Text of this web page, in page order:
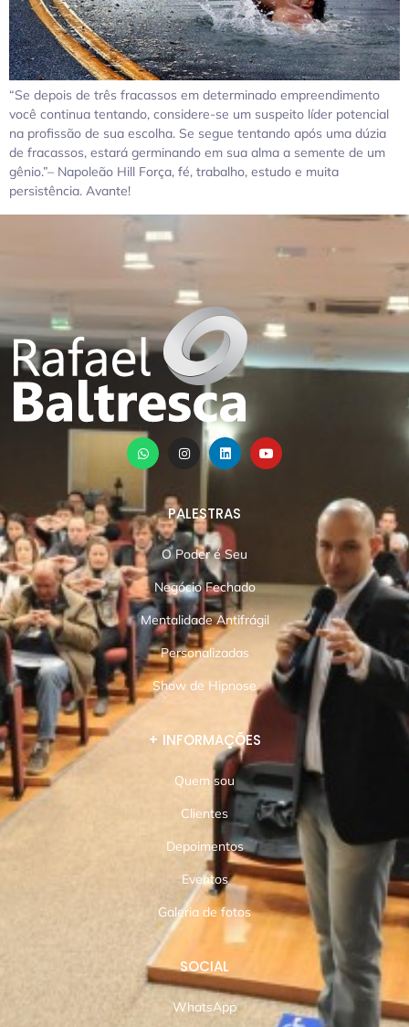
“Se depois de três fracassos em determinado empreendimento
você continua tentando, considere-se um suspeito líder potencial
na profissão de sua escolha. Se segue tentando após uma dúzia
de fracassos, estará germinando em sua alma a semente de um
gênio.”– Napoleão Hill Força, fé, trabalho, estudo e muita
persistência. Avante!
PALESTRAS
O Poder é Seu
Negócio Fechado
Mentalidade Antifrágil
Personalizadas
Show de Hipnose
+ INFORMAÇÕES
Quem sou
Clientes
Depoimentos
Eventos
Galeria de fotos
SOCIAL
WhatsApp